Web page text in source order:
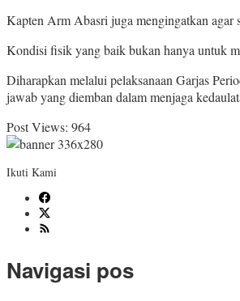
Kapten Arm Abasri juga mengingatkan agar
Kondisi fisik yang baik bukan hanya untuk
Diharapkan melalui pelaksanaan Garjas
jawab yang diemban dalam menjaga
Post Views: 964
Ikuti Kami
Navigasi pos